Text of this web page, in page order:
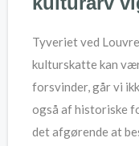
Tyveriet ved
kulturskatte kan
forsvinder, går vi
også af historiske
det afgørende at